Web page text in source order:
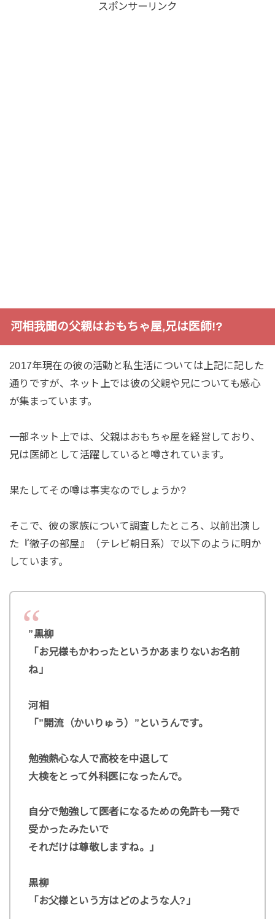
スポンサーリンク
河相我聞の父親はおもちゃ屋,兄は医師!?
2017年現在の彼の活動と私生活については上記に記した
通りですが、ネット上では彼の父親や兄についても感心
が集まっています。
一部ネット上では、父親はおもちゃ屋を経営しており、
兄は医師として活躍していると噂されています。
果たしてその噂は事実なのでしょうか?
そこで、彼の家族について調査したところ、以前出演し
た『徹子の部屋』（テレビ朝日系）で以下のように明か
しています。
”黒柳
「お兄様もかわったというかあまりないお名前
ね」
河相
「”開流（かいりゅう）”というんです。
勉強熱心な人で高校を中退して
大検をとって外科医になったんで。
自分で勉強して医者になるための免許も一発で
受かったみたいで
それだけは尊敬しますね。」
黒柳
「お父様という方はどのような人?」